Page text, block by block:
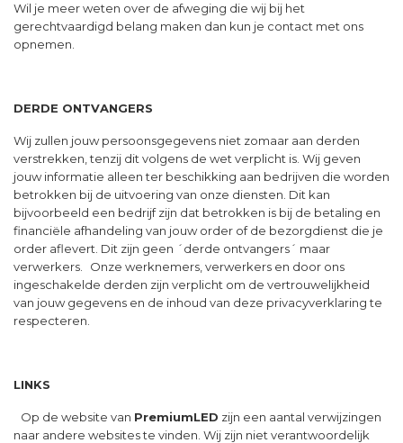
Wil je meer weten over de afweging die wij bij het
gerechtvaardigd belang maken dan kun je contact met ons
opnemen.
DERDE ONTVANGERS
Wij zullen jouw persoonsgegevens niet zomaar aan derden
verstrekken, tenzij dit volgens de wet verplicht is. Wij geven
jouw informatie alleen ter beschikking aan bedrijven die worden
betrokken bij de uitvoering van onze diensten. Dit kan
bijvoorbeeld een bedrijf zijn dat betrokken is bij de betaling en
financiële afhandeling van jouw order of de bezorgdienst die je
order aflevert. Dit zijn geen ´derde ontvangers´ maar
verwerkers. Onze werknemers, verwerkers en door ons
ingeschakelde derden zijn verplicht om de vertrouwelijkheid
van jouw gegevens en de inhoud van deze privacyverklaring te
respecteren.
LINKS
Op de website van PremiumLED zijn een aantal verwijzingen
naar andere websites te vinden. Wij zijn niet verantwoordelijk